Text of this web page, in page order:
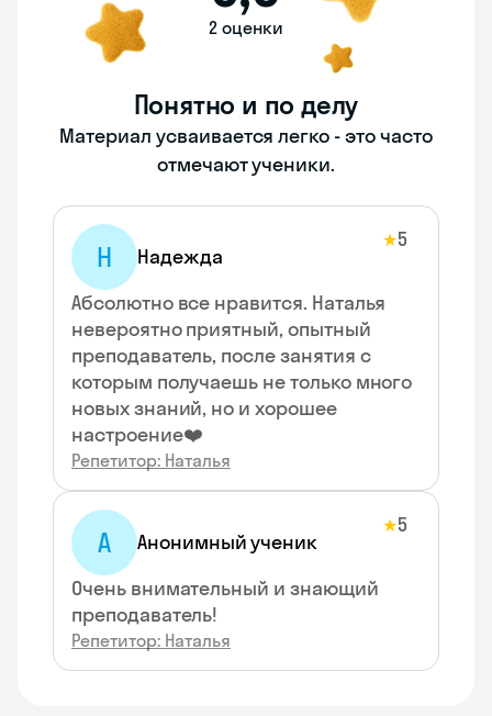
2 оценки
Понятно и по делу
Материал усваивается легко - это часто
отмечают ученики.
Н Надежда
★5
Абсолютно все нравится. Наталья
невероятно приятный, опытный
преподаватель, после занятия с
которым получаешь не только много
новых знаний, но и хорошее
настроение❤️
Репетитор: Наталья
А Анонимный ученик
★5
Очень внимательный и знающий
преподаватель!
Репетитор: Наталья